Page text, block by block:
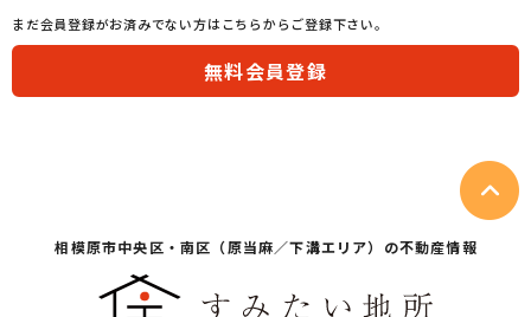
まだ会員登録がお済みでない方はこちらからご登録下さい。
無料会員登録
相模原市中央区・ 南区（原当麻／下溝エリア）の不動産情報